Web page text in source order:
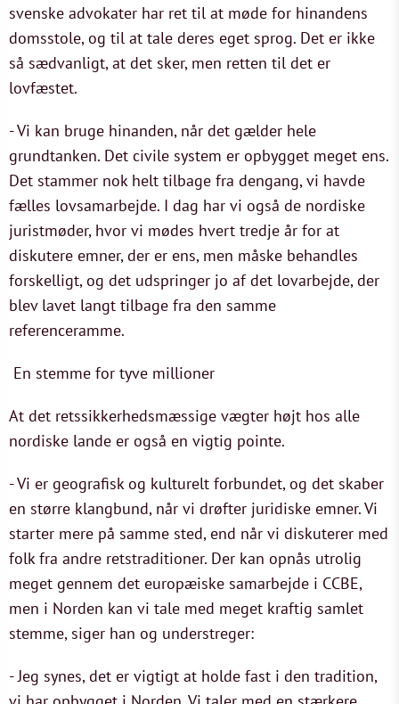
svenske advokater har ret til at møde for hinandens
domsstole, og til at tale deres eget sprog. Det er ikke
så sædvanligt, at det sker, men retten til det er
lovfæstet.
- Vi kan bruge hinanden, når det gælder hele
grundtanken. Det civile system er opbygget meget ens.
Det stammer nok helt tilbage fra dengang, vi havde
fælles lovsamarbejde. I dag har vi også de nordiske
juristmøder, hvor vi mødes hvert tredje år for at
diskutere emner, der er ens, men måske behandles
forskelligt, og det udspringer jo af det lovarbejde, der
blev lavet langt tilbage fra den samme
referenceramme.
En stemme for tyve millioner
At det retssikkerhedsmæssige vægter højt hos alle
nordiske lande er også en vigtig pointe.
- Vi er geografisk og kulturelt forbundet, og det skaber
en større klangbund, når vi drøfter juridiske emner. Vi
starter mere på samme sted, end når vi diskuterer med
folk fra andre retstraditioner. Der kan opnås utrolig
meget gennem det europæiske samarbejde i CCBE,
men i Norden kan vi tale med meget kraftig samlet
stemme, siger han og understreger:
- Jeg synes, det er vigtigt at holde fast i den tradition,